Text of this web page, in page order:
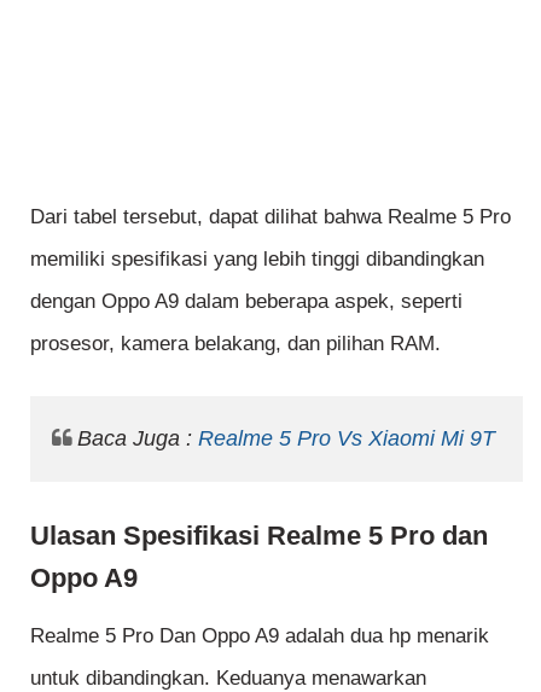
Dari tabel tersebut, dapat dilihat bahwa Realme 5 Pro
memiliki spesifikasi yang lebih tinggi dibandingkan
dengan Oppo A9 dalam beberapa aspek, seperti
prosesor, kamera belakang, dan pilihan RAM.
Baca Juga : Realme 5 Pro Vs Xiaomi Mi 9T
Ulasan Spesifikasi Realme 5 Pro dan
Oppo A9
Realme 5 Pro Dan Oppo A9 adalah dua hp menarik
untuk dibandingkan. Keduanya menawarkan